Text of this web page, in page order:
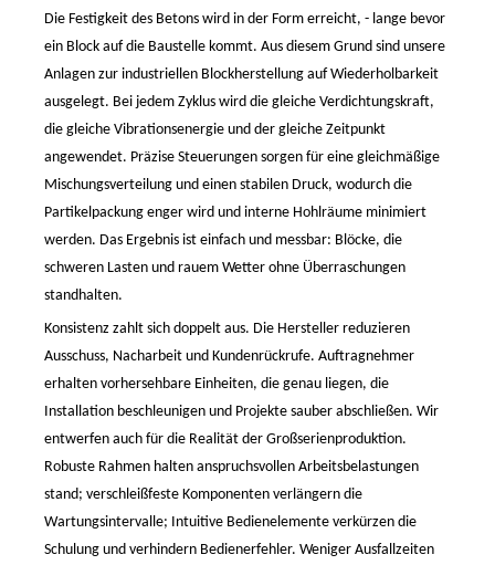
Die Festigkeit des Betons wird in der Form erreicht, - lange bevor
ein Block auf die Baustelle kommt. Aus diesem Grund sind unsere
Anlagen zur industriellen Blockherstellung auf Wiederholbarkeit
ausgelegt. Bei jedem Zyklus wird die gleiche Verdichtungskraft,
die gleiche Vibrationsenergie und der gleiche Zeitpunkt
angewendet. Präzise Steuerungen sorgen für eine gleichmäßige
Mischungsverteilung und einen stabilen Druck, wodurch die
Partikelpackung enger wird und interne Hohlräume minimiert
werden. Das Ergebnis ist einfach und messbar: Blöcke, die
schweren Lasten und rauem Wetter ohne Überraschungen
standhalten.
Konsistenz zahlt sich doppelt aus. Die Hersteller reduzieren
Ausschuss, Nacharbeit und Kundenrückrufe. Auftragnehmer
erhalten vorhersehbare Einheiten, die genau liegen, die
Installation beschleunigen und Projekte sauber abschließen. Wir
entwerfen auch für die Realität der Großserienproduktion.
Robuste Rahmen halten anspruchsvollen Arbeitsbelastungen
stand; verschleißfeste Komponenten verlängern die
Wartungsintervalle; Intuitive Bedienelemente verkürzen die
Schulung und verhindern Bedienerfehler. Weniger Ausfallzeiten